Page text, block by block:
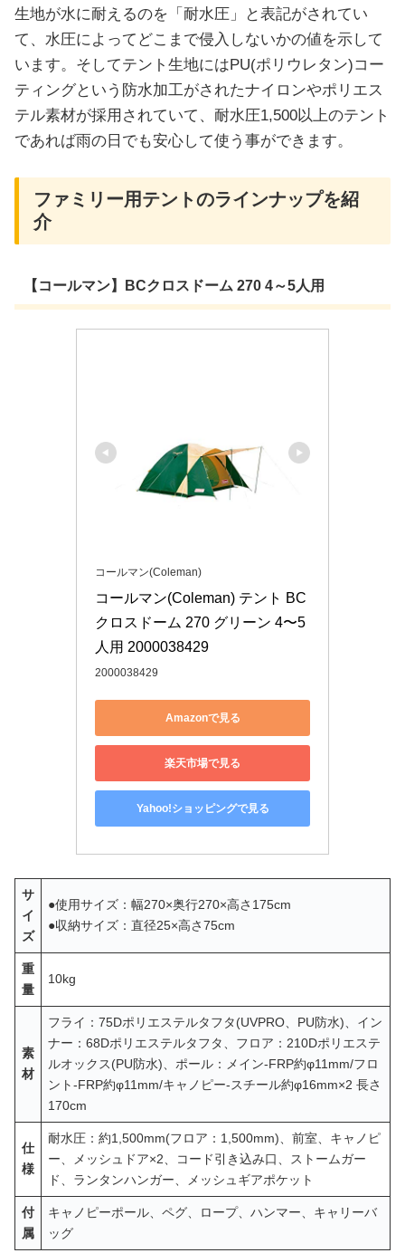
生地が水に耐えるのを「耐水圧」と表記がされてい
て、水圧によってどこまで侵入しないかの値を示して
います。そしてテント生地にはPU(ポリウレタン)コー
ティングという防水加工がされたナイロンやポリエス
テル素材が採用されていて、耐水圧1,500以上のテント
であれば雨の日でも安心して使う事ができます。
ファミリー用テントのラインナップを紹
介
【コールマン】BCクロスドーム 270 4～5人用
コールマン(Coleman)
コールマン(Coleman) テント BC
クロスドーム 270 グリーン 4〜5
人用 2000038429
2000038429
Amazonで見る
楽天市場で見る
Yahoo!ショッピングで見る
サ
イ
ズ
●使用サイズ：幅270×奥行270×高さ175cm
●収納サイズ：直径25×高さ75cm
重
量
10kg
素
材
フライ：75Dポリエステルタフタ(UVPRO、PU防水)、イン
ナー：68Dポリエステルタフタ、フロア：210Dポリエステ
ルオックス(PU防水)、ポール：メイン-FRP約φ11mm/フロ
ント-FRP約φ11mm/キャノピー-スチール約φ16mm×2 長さ
170cm
仕
様
耐水圧：約1,500mm(フロア：1,500mm)、前室、キャノピ
ー、メッシュドア×2、コード引き込み口、ストームガー
ド、ランタンハンガー、メッシュギアポケット
付
属
キャノピーポール、ペグ、ロープ、ハンマー、キャリーバ
ッグ